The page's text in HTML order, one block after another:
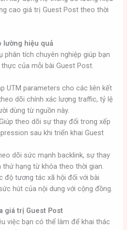
cao giá trị Guest Post theo thời
lường hiệu quả
phân tích chuyên nghiệp giúp bạn
của mỗi bài Guest Post.
UTM parameters cho các liên kết
dõi chính xác lượng traffic, tỷ lệ
dùng từ nguồn này.
theo dõi sự thay đổi trong xếp
sau khi triển khai Guest
dõi sức mạnh backlink, sự thay
thứ hạng từ khóa theo thời gian.
độ tương tác xã hội đối với bài
hút của nội dung với cộng đồng.
giá trị Guest Post
việc bạn có thể làm để khai thác